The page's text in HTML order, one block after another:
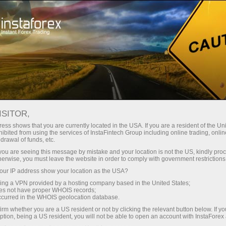
Para traders Analytical Reviews Technical analysis
03.10.2024: Forex Analysis &
Reviews: Forex forecast 03/10/2024:
EUR/USD, GBP/USD, USDX and
Bitcoin
shows that you are currently located in the USA. If you are a resident of the
from using the services of InstaFintech Group including online trading,
of funds, etc.
are seeing this message by mistake and your location is not the US, kindly
you must leave the website in order to comply with government
IP address show your location as the USA?
a VPN provided by a hosting company based in the United States;
not have proper WHOIS records;
in the WHOIS geolocation database.
whether you are a US resident or not by clicking the relevant button below. If
being a US resident, you will not be able to open an account with InstaForex